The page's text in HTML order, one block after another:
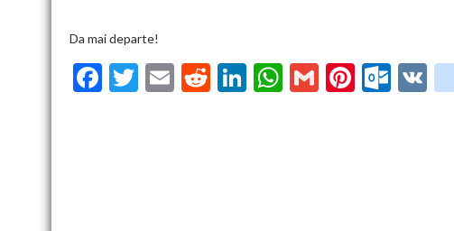
Da mai departe!
F
T
E
R
Li W G
Pi O